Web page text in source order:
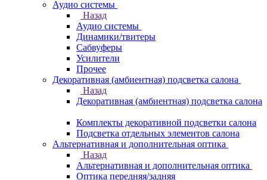
Аудио системы
Назад
Аудио системы
Динамики/твитеры
Сабвуферы
Усилители
Прочее
Декоративная (амбиентная) подсветка салона
Назад
Декоративная (амбиентная) подсветка салона
Комплекты декоративной подсветки салона
Подсветка отдельных элементов салона
Альтернативная и дополнительная оптика
Назад
Альтернативная и дополнительная оптика
Оптика передняя/задняя